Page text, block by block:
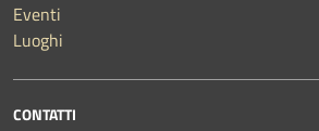
Eventi
Luoghi
CONTATTI